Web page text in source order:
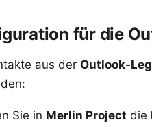
für die
aus der Outlook-
Sie in Merlin Project die